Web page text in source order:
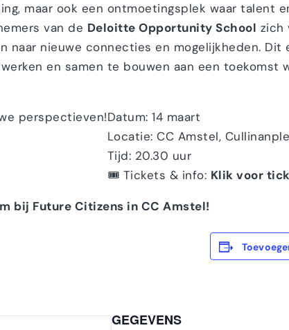
maar ook een ontmoetingsplek waar talent
van de Deloitte Opportunity School zich
naar nieuwe connecties en mogelijkheden. Dit
en samen te bouwen aan een toekomst
perspectieven!Datum: 14 maart
Locatie: CC Amstel,
Tijd: 20.30 uur
🎟️ Tickets & info: Klik voor
bij Future Citizens in CC Amstel!
GEGEVENS